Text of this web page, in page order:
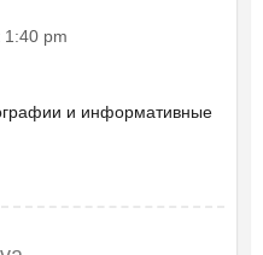
1:40 pm
и информативные